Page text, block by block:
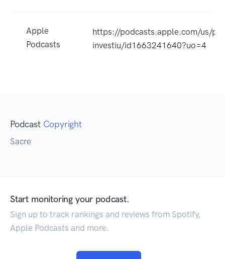
Apple
Podcasts
https://podcasts.apple.com/us/
investiu/id1663241640?uo=4
Podcast Copyright
Sacre
Start monitoring your podcast.
Sign up to track rankings and reviews from Spotify,
Apple Podcasts and more.